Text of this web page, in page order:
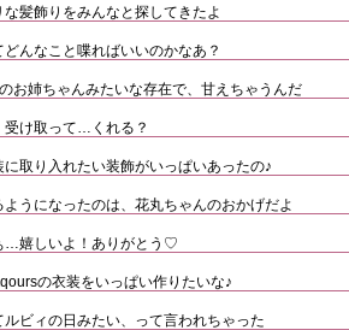
髪飾りをみんなと探してきたよ
んなこと喋ればいいのかなあ？
お姉ちゃんみたいな存在で、甘えちゃうんだ
け取って…くれる？
取り入れたい装飾がいっぱいあったの♪
うになったのは、花丸ちゃんのおかげだよ
…嬉しいよ！ありがとう♡
の衣装をいっぱい作りたいな♪
ビィの日みたい、って言われちゃった